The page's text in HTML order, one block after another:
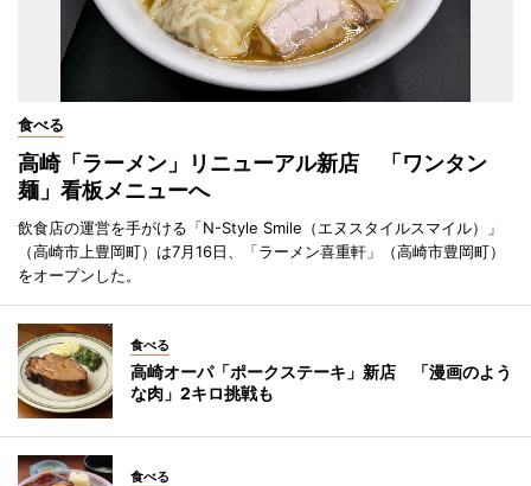
食べる
高崎「ラーメン」リニューアル新店 「ワンタン
麺」看板メニューへ
飲食店の運営を手がける「N-Style Smile（エヌスタイルスマイル）」
（高崎市上豊岡町）は7月16日、「ラーメン喜重軒」（高崎市豊岡町）
をオープンした。
食べる
高崎オーパ「ポークステーキ」新店 「漫画のよう
な肉」2キロ挑戦も
食べる